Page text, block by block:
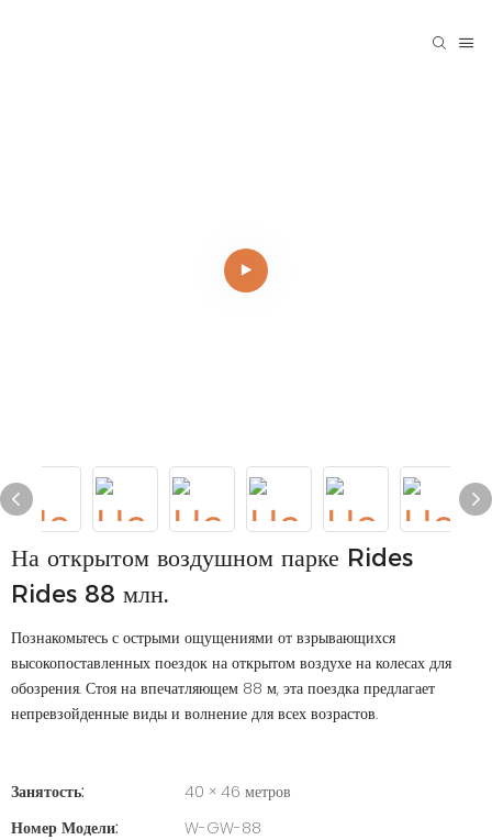
На открытом воздушном парке Rides
Rides 88 млн.
Познакомьтесь с острыми ощущениями от взрывающихся
высокопоставленных поездок на открытом воздухе на колесах для
обозрения. Стоя на впечатляющем 88 м, эта поездка предлагает
непревзойденные виды и волнение для всех возрастов.
Занятость:
40 × 46 метров
Номер Модели:
W-GW-88